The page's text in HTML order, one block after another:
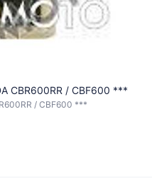
CBR600RR / CBF600 ***
/ CBF600 ***